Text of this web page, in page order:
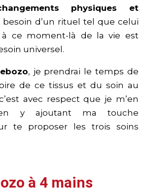
physiques et
besoin d’un rituel tel que celui
ce moment-là de la vie est
universel.
, je prendrai le temps de
de ce tissus et du soin au
avec respect que je m’en
y ajoutant ma touche
te proposer les trois soins
à 4 mains